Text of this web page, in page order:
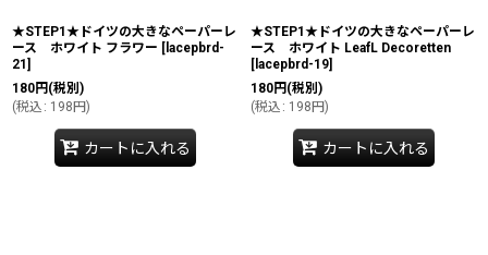
★STEP1★ドイツの大きなペーパーレ
ース ホワイト フラワー [ lacepbrd-
21]
180円 (税別)
(税込 : 198円)
カートに入れる
★STEP1★ドイツの大きなペーパーレ
ース ホワイト LeafL Decoretten
[ lacepbrd-19]
180円 (税別)
(税込 : 198円)
カートに入れる